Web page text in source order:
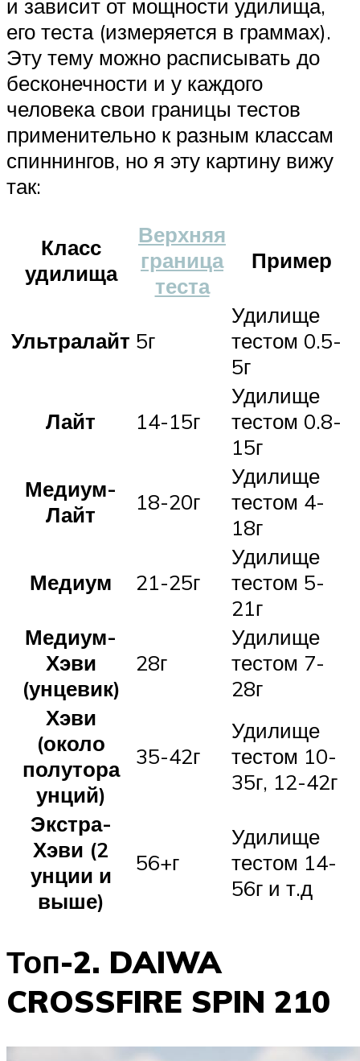
и зависит от мощности удилища,
его теста (измеряется в граммах).
Эту тему можно расписывать до
бесконечности и у каждого
человека свои границы тестов
применительно к разным классам
спиннингов, но я эту картину вижу
так:
Класс
удилища
Верхняя
граница
теста
Пример
Ультралайт 5г
Удилище
тестом 0.5-
5г
Лайт 14-15г
Удилище
тестом 0.8-
15г
Медиум-
Лайт
18-20г
Удилище
тестом 4-
18г
Медиум 21-25г
Удилище
тестом 5-
21г
Медиум-
Хэви
(унцевик)
28г
Удилище
тестом 7-
28г
Хэви
(около
полутора
унций)
35-42г
Удилище
тестом 10-
35г, 12-42г
Экстра-
Хэви (2
унции и
выше)
56+г
Удилище
тестом 14-
56г и т.д
Топ-2. DAIWA
CROSSFIRE SPIN 210